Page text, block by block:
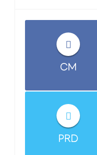
CM
PRD